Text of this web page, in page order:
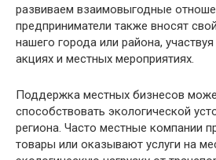
развиваем взаимовыгодные
предприниматели также вносят
нашего города или района,
акциях и местных мероприятиях.
Поддержка местных бизнесов
способствовать экологической
региона. Часто местные компании
товары или оказывают услуги на